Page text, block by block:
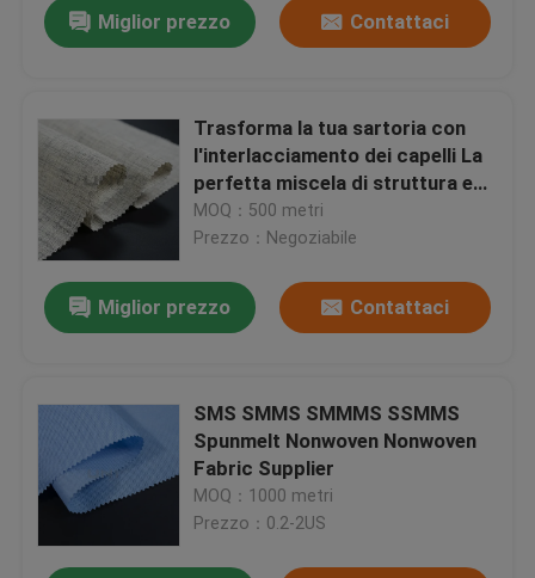
Miglior prezzo Contattaci
Trasforma la tua sartoria con
l'interlacciamento dei capelli La
perfetta miscela di struttura e
flessibilità
MOQ：500 metri
Prezzo：Negoziabile
Miglior prezzo Contattaci
SMS SMMS SMMMS SSMMS
Spunmelt Nonwoven Nonwoven
Fabric Supplier
MOQ：1000 metri
Prezzo：0.2-2US